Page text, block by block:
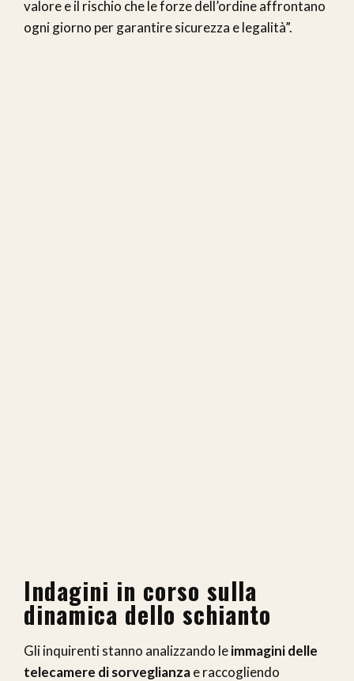
valore e il rischio che le forze dell’ordine affrontano
ogni giorno per garantire sicurezza e legalità”.
Indagini in corso sulla
dinamica dello schianto
Gli inquirenti stanno analizzando leimmagini delle
telecamere di sorveglianzae raccogliendo